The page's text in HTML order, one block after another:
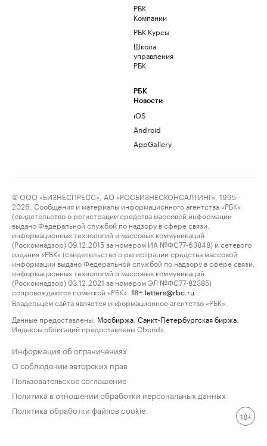
РБК
Компании
РБК Курсы
Школа
управления
РБК
РБК
Новости
iOS
Android
AppGallery
© ООО «БИЗНЕСПРЕСС», АО «РОСБИЗНЕСКОНСАЛТИНГ», 1995–
2026. Сообщения и материалы информационного агентства «РБК»
(свидетельство о регистрации средства массовой информации
выдано Федеральной службой по надзору в сфере связи,
информационных технологий и массовых коммуникаций
(Роскомнадзор) 09.12.2015 за номером ИА №ФС77-63848) и сетевого
издания «РБК» (свидетельство о регистрации средства массовой
информации выдано Федеральной службой по надзору в сфере связи,
информационных технологий и массовых коммуникаций
(Роскомнадзор) 03.12.2021 за номером ЭЛ №ФС77-82385)
сопровождаются пометкой «РБК».
18+ letters@rbc.ru
Владельцем сайта является информационное агентство «РБК».
Данные предоставлены: Мосбиржа Санкт-Петербургская биржа
Индексы облигаций предоставлены Cbonds.
Информация об ограничениях
О соблюдении авторских прав
Пользовательское соглашение
Политика в отношении обработки персональных данных
Политика обработки файлов cookie
18+